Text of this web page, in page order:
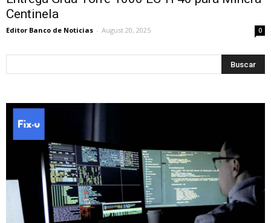
Centinela
Editor Banco de Noticias - August 20, 2025 0